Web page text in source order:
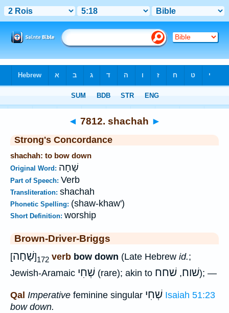
◄ 7812. shachah ►
Strong's Concordance
shachah: to bow down
Original Word: שָׁחָה
Part of Speech: Verb
Transliteration: shachah
Phonetic Spelling: (shaw-khaw')
Short Definition: worship
Brown-Driver-Briggs
[שָׁחָה]172 verb bow down (Late Hebrew id.;
Jewish-Aramaic שְׁחִי (rare); akin to שׁוח, שׁחח ); —
Qal Imperative feminine singular שְׁחִי Isaiah 51:23
bow down.